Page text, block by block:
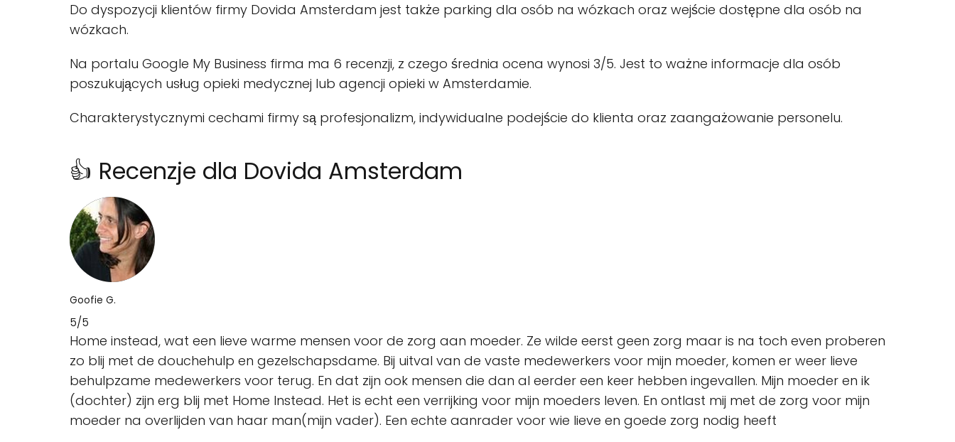
Do dyspozycji klientów firmy Dovida Amsterdam jest także parking dla osób na wózkach oraz wejście dostępne dla osób na
wózkach.
Na portalu Google My Business firma ma 6 recenzji, z czego średnia ocena wynosi 3/5. Jest to ważne informacje dla osób
poszukujących usług opieki medycznej lub agencji opieki w Amsterdamie.
Charakterystycznymi cechami firmy są profesjonalizm, indywidualne podejście do klienta oraz zaangażowanie personelu.
👍 Recenzje dla Dovida Amsterdam
Goofie G.
5/5
Home instead, wat een lieve warme mensen voor de zorg aan moeder. Ze wilde eerst geen zorg maar is na toch even proberen
zo blij met de douchehulp en gezelschapsdame. Bij uitval van de vaste medewerkers voor mijn moeder, komen er weer lieve
behulpzame medewerkers voor terug. En dat zijn ook mensen die dan al eerder een keer hebben ingevallen. Mijn moeder en ik
(dochter) zijn erg blij met Home Instead. Het is echt een verrijking voor mijn moeders leven. En ontlast mij met de zorg voor mijn
moeder na overlijden van haar man(mijn vader). Een echte aanrader voor wie lieve en goede zorg nodig heeft